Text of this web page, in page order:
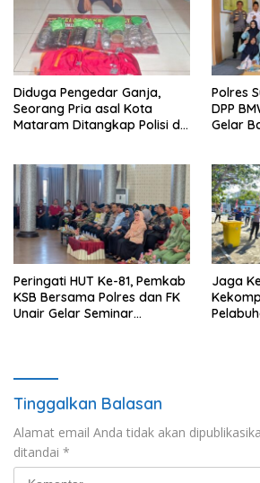
Diduga Pengedar Ganja,
Seorang Pria asal Kota
Mataram Ditangkap Polisi di
Polres
DPP
Gelar
Peringati HUT Ke-81, Pemkab
KSB Bersama Polres dan FK
Unair Gelar Seminar
Jaga
Tinggalkan Balasan
Alamat email Anda tidak akan
ditandai *